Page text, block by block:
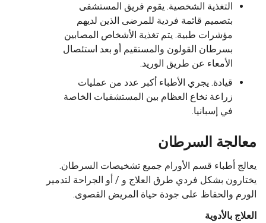
التغذية الشخصية. يقوم فريق المستشفى
بتصميم قائمة فردية للمرضى الذين لديهم
مؤشرات طبية. يتم تغذية الأشخاص المصابين
بسرطان القولون والمستقيم أو بعد استئصال
الأمعاء عن طريق الوريد.
قيادة. يجري الأطباء أكبر عدد من عمليات
زراعة نخاع العظام بين المستشفيات الخاصة
في إسبانيا.
معالجة السرطان
يعالج أطباء قسم الأورام جميع تشخيصات السرطان.
يختارون بشكل فردي طرق العلاج و / أو الجراحة لتدمير
الورم والحفاظ على جودة حياة المريض القصوى.
العلاج بالأدوية